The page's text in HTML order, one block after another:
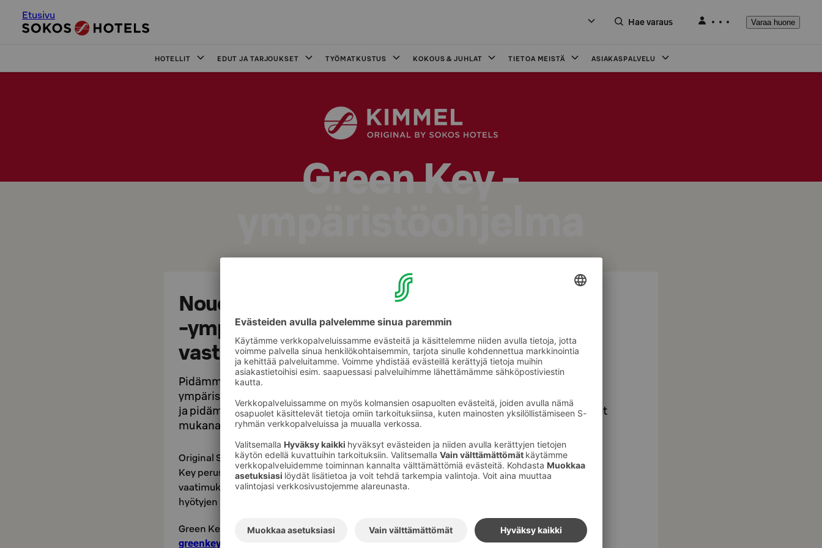
Etusivu
Hae varaus Varaa huone
HOTELLIT EDUT JA TARJOUKSET TYÖMATKUSTUS KOKOUS & JUHLAT TIETOA MEISTÄ ASIAKASPALVELU
Green Key -
Noudatamme Kimmelissä Green Key
-ympäristöohjelmaa ja olemme näin
vastuullinen valinta
Pidämme huolta luonnosta ja sinusta. Kaikissa Sokos Hotellissa on Green Key -
ympäristömerkki. Toimimme Green Keyn tiukkojen ympäristökriteerien mukaisesti
ja pidämme näin huolta ympäristöstä. Valitsemalla Green Key -merkityn hotellin olet
mukana edistämässä vastuullista ja kestävämpää matkailua!
Original Sokos Hotel Kimmel on Green Key -sertifioitu hotelli. Green
Key perustuu YK:n kestävän kehityksen tavoitteisiin, ja sisältää
vaatimuksia ympäristökuormituksen pienentämiseen, sosiaalisten
hyötyjen lisäämiseen sekä paikallistalouden tukemiseen.
Green Key on kansainvälinen ympäristömerkki, lisätietoa löydät:
greenkey.fi